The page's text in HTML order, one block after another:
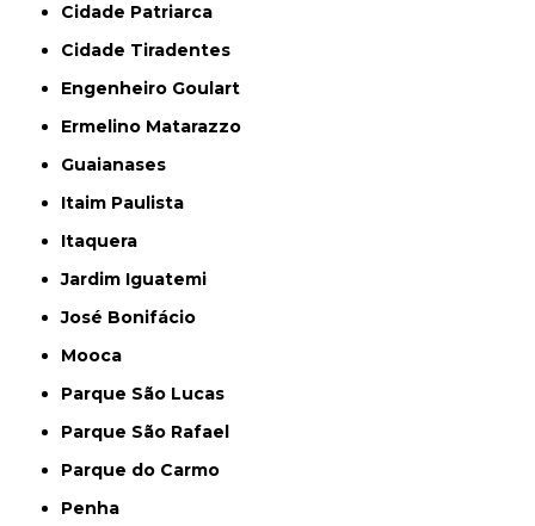
Cidade Patriarca
Cidade Tiradentes
Engenheiro Goulart
Ermelino Matarazzo
Guaianases
Itaim Paulista
Itaquera
Jardim Iguatemi
José Bonifácio
Mooca
Parque São Lucas
Parque São Rafael
Parque do Carmo
Penha